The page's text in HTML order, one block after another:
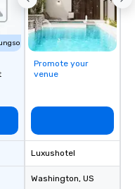
Promote your
venue
Luxushotel
Washington, US